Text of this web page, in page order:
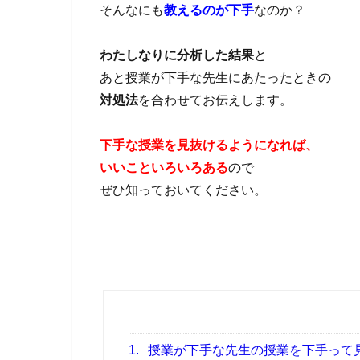
そんなにも教えるのが下手なのか？
わたしなりに分析した結果と
あと授業が下手な先生にあたったときの
対処法を合わせてお伝えします。
下手な授業を見抜けるようになれば、
いいこといろいろあるので
ぜひ知っておいてください。
1. 授業が下手な先生の授業を下手って